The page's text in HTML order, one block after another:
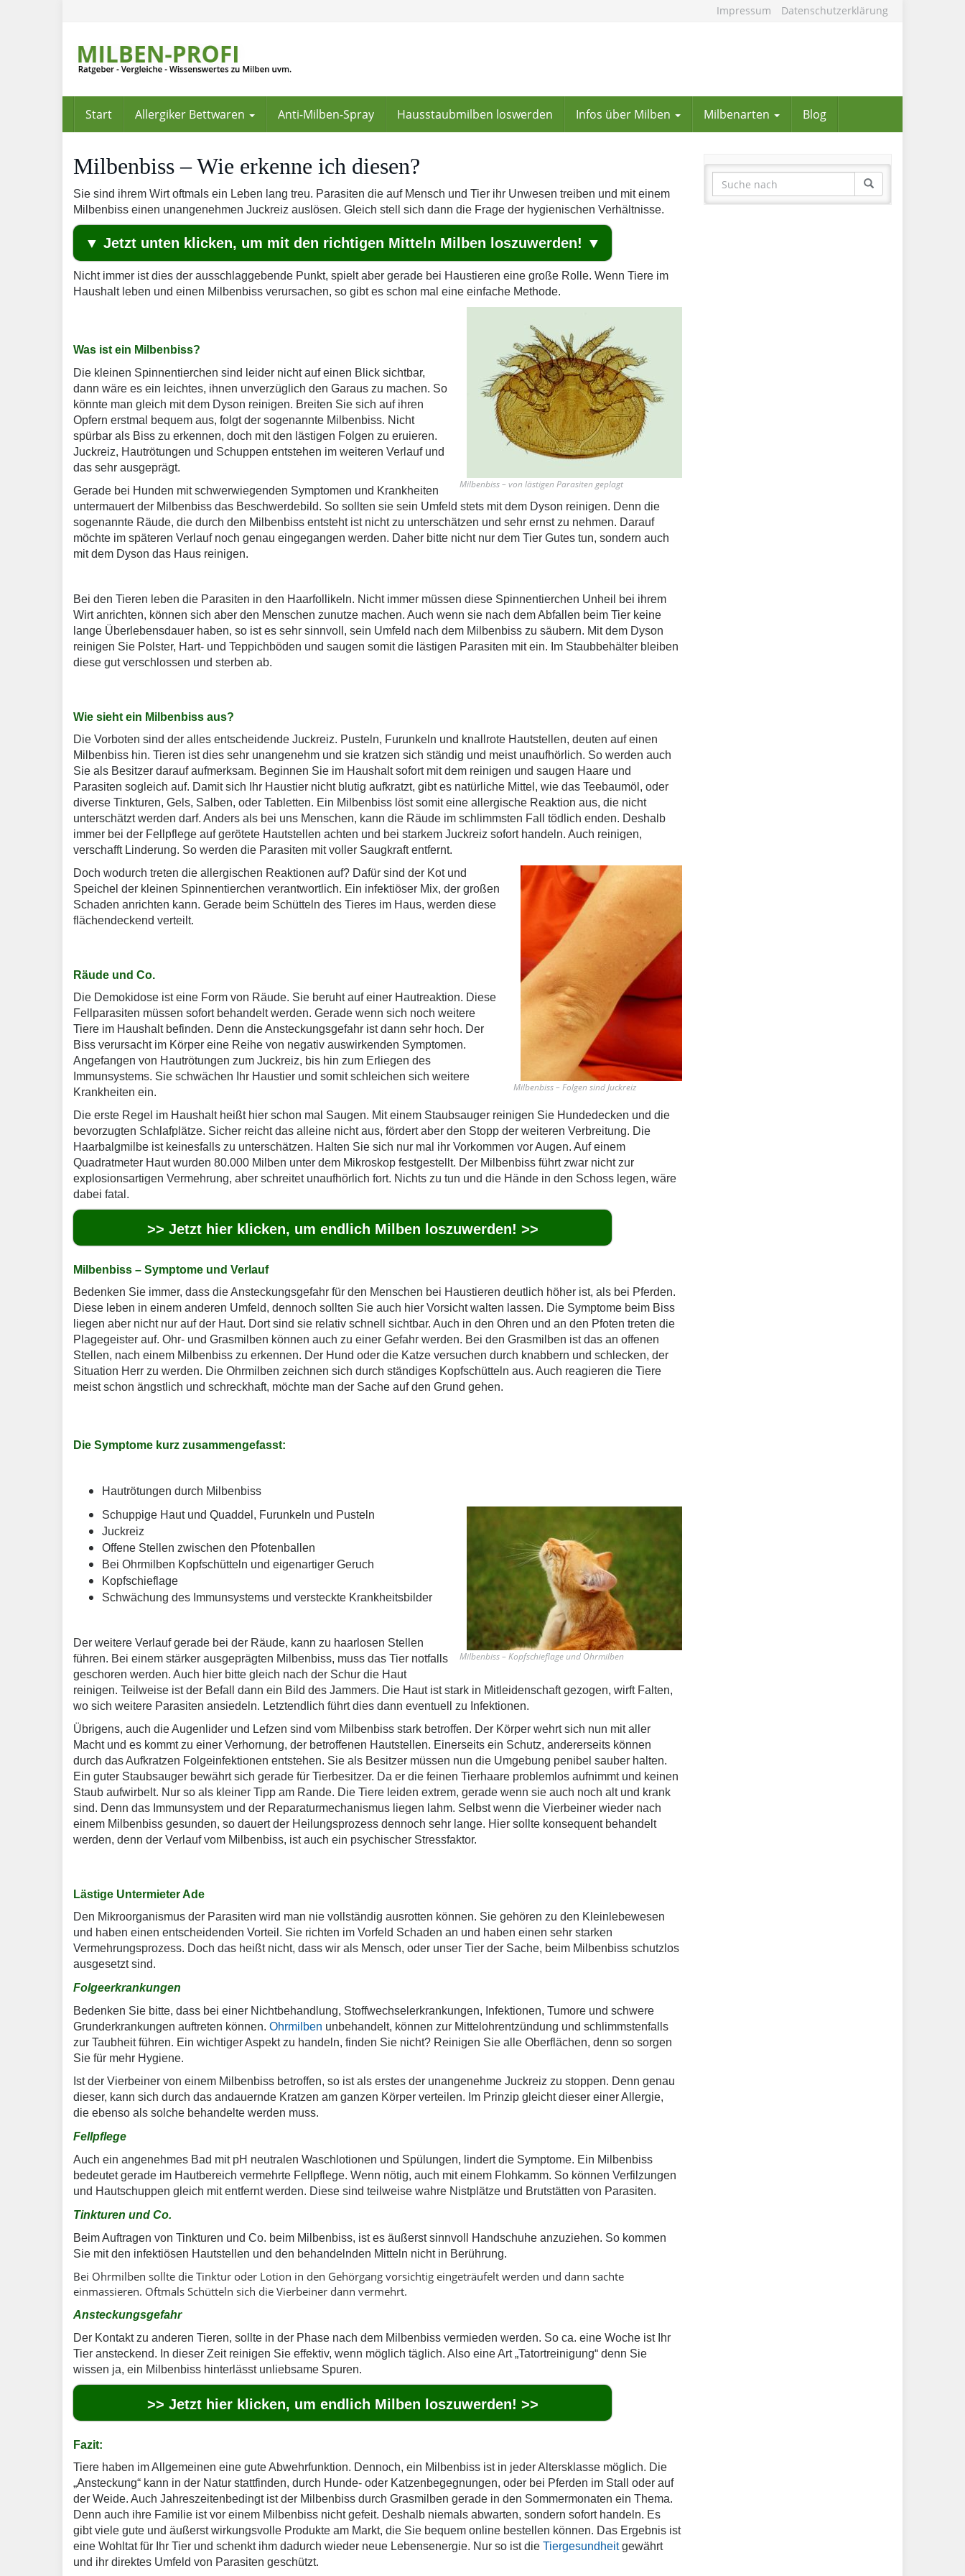
Impressum Datenschutzerklärung
Start Allergiker Bettwaren Anti-Milben-Spray Hausstaubmilben loswerden Infos über Milben Milbenarten Blog
Milbenbiss – Wie erkenne ich diesen?
Sie sind ihrem Wirt oftmals ein Leben lang treu. Parasiten die auf Mensch und Tier ihr Unwesen treiben und mit einem
Milbenbiss einen unangenehmen Juckreiz auslösen. Gleich stell sich dann die Frage der hygienischen Verhältnisse.
▼ Jetzt unten klicken, um mit den richtigen Mitteln Milben loszuwerden! ▼
Nicht immer ist dies der ausschlaggebende Punkt, spielt aber gerade bei Haustieren eine große Rolle. Wenn Tiere im
Haushalt leben und einen Milbenbiss verursachen, so gibt es schon mal eine einfache Methode.
Milbenbiss – von lästigen Parasiten geplagt
Was ist ein Milbenbiss?
Die kleinen Spinnentierchen sind leider nicht auf einen Blick sichtbar,
dann wäre es ein leichtes, ihnen unverzüglich den Garaus zu machen. So
könnte man gleich mit dem Dyson reinigen. Breiten Sie sich auf ihren
Opfern erstmal bequem aus, folgt der sogenannte Milbenbiss. Nicht
spürbar als Biss zu erkennen, doch mit den lästigen Folgen zu eruieren.
Juckreiz, Hautrötungen und Schuppen entstehen im weiteren Verlauf und
das sehr ausgeprägt.
Gerade bei Hunden mit schwerwiegenden Symptomen und Krankheiten
untermauert der Milbenbiss das Beschwerdebild. So sollten sie sein Umfeld stets mit dem Dyson reinigen. Denn die
sogenannte Räude, die durch den Milbenbiss entsteht ist nicht zu unterschätzen und sehr ernst zu nehmen. Darauf
möchte im späteren Verlauf noch genau eingegangen werden. Daher bitte nicht nur dem Tier Gutes tun, sondern auch
mit dem Dyson das Haus reinigen.
Bei den Tieren leben die Parasiten in den Haarfollikeln. Nicht immer müssen diese Spinnentierchen Unheil bei ihrem
Wirt anrichten, können sich aber den Menschen zunutze machen. Auch wenn sie nach dem Abfallen beim Tier keine
lange Überlebensdauer haben, so ist es sehr sinnvoll, sein Umfeld nach dem Milbenbiss zu säubern. Mit dem Dyson
reinigen Sie Polster, Hart- und Teppichböden und saugen somit die lästigen Parasiten mit ein. Im Staubbehälter bleiben
diese gut verschlossen und sterben ab.
Wie sieht ein Milbenbiss aus?
Die Vorboten sind der alles entscheidende Juckreiz. Pusteln, Furunkeln und knallrote Hautstellen, deuten auf einen
Milbenbiss hin. Tieren ist dies sehr unangenehm und sie kratzen sich ständig und meist unaufhörlich. So werden auch
Sie als Besitzer darauf aufmerksam. Beginnen Sie im Haushalt sofort mit dem reinigen und saugen Haare und
Parasiten sogleich auf. Damit sich Ihr Haustier nicht blutig aufkratzt, gibt es natürliche Mittel, wie das Teebaumöl, oder
diverse Tinkturen, Gels, Salben, oder Tabletten. Ein Milbenbiss löst somit eine allergische Reaktion aus, die nicht
unterschätzt werden darf. Anders als bei uns Menschen, kann die Räude im schlimmsten Fall tödlich enden. Deshalb
immer bei der Fellpflege auf gerötete Hautstellen achten und bei starkem Juckreiz sofort handeln. Auch reinigen,
verschafft Linderung. So werden die Parasiten mit voller Saugkraft entfernt.
Milbenbiss – Folgen sind Juckreiz
Doch wodurch treten die allergischen Reaktionen auf? Dafür sind der Kot und
Speichel der kleinen Spinnentierchen verantwortlich. Ein infektiöser Mix, der großen
Schaden anrichten kann. Gerade beim Schütteln des Tieres im Haus, werden diese
flächendeckend verteilt.
Räude und Co.
Die Demokidose ist eine Form von Räude. Sie beruht auf einer Hautreaktion. Diese
Fellparasiten müssen sofort behandelt werden. Gerade wenn sich noch weitere
Tiere im Haushalt befinden. Denn die Ansteckungsgefahr ist dann sehr hoch. Der
Biss verursacht im Körper eine Reihe von negativ auswirkenden Symptomen.
Angefangen von Hautrötungen zum Juckreiz, bis hin zum Erliegen des
Immunsystems. Sie schwächen Ihr Haustier und somit schleichen sich weitere
Krankheiten ein.
Die erste Regel im Haushalt heißt hier schon mal Saugen. Mit einem Staubsauger reinigen Sie Hundedecken und die
bevorzugten Schlafplätze. Sicher reicht das alleine nicht aus, fördert aber den Stopp der weiteren Verbreitung. Die
Haarbalgmilbe ist keinesfalls zu unterschätzen. Halten Sie sich nur mal ihr Vorkommen vor Augen. Auf einem
Quadratmeter Haut wurden 80.000 Milben unter dem Mikroskop festgestellt. Der Milbenbiss führt zwar nicht zur
explosionsartigen Vermehrung, aber schreitet unaufhörlich fort. Nichts zu tun und die Hände in den Schoss legen, wäre
dabei fatal.
>> Jetzt hier klicken, um endlich Milben loszuwerden! >>
Milbenbiss – Symptome und Verlauf
Bedenken Sie immer, dass die Ansteckungsgefahr für den Menschen bei Haustieren deutlich höher ist, als bei Pferden.
Diese leben in einem anderen Umfeld, dennoch sollten Sie auch hier Vorsicht walten lassen. Die Symptome beim Biss
liegen aber nicht nur auf der Haut. Dort sind sie relativ schnell sichtbar. Auch in den Ohren und an den Pfoten treten die
Plagegeister auf. Ohr- und Grasmilben können auch zu einer Gefahr werden. Bei den Grasmilben ist das an offenen
Stellen, nach einem Milbenbiss zu erkennen. Der Hund oder die Katze versuchen durch knabbern und schlecken, der
Situation Herr zu werden. Die Ohrmilben zeichnen sich durch ständiges Kopfschütteln aus. Auch reagieren die Tiere
meist schon ängstlich und schreckhaft, möchte man der Sache auf den Grund gehen.
Die Symptome kurz zusammengefasst:
Hautrötungen durch Milbenbiss
Milbenbiss – Kopfschieflage und Ohrmilben
Schuppige Haut und Quaddel, Furunkeln und Pusteln
Juckreiz
Offene Stellen zwischen den Pfotenballen
Bei Ohrmilben Kopfschütteln und eigenartiger Geruch
Kopfschieflage
Schwächung des Immunsystems und versteckte Krankheitsbilder
Der weitere Verlauf gerade bei der Räude, kann zu haarlosen Stellen
führen. Bei einem stärker ausgeprägten Milbenbiss, muss das Tier notfalls
geschoren werden. Auch hier bitte gleich nach der Schur die Haut
reinigen. Teilweise ist der Befall dann ein Bild des Jammers. Die Haut ist stark in Mitleidenschaft gezogen, wirft Falten,
wo sich weitere Parasiten ansiedeln. Letztendlich führt dies dann eventuell zu Infektionen.
Übrigens, auch die Augenlider und Lefzen sind vom Milbenbiss stark betroffen. Der Körper wehrt sich nun mit aller
Macht und es kommt zu einer Verhornung, der betroffenen Hautstellen. Einerseits ein Schutz, andererseits können
durch das Aufkratzen Folgeinfektionen entstehen. Sie als Besitzer müssen nun die Umgebung penibel sauber halten.
Ein guter Staubsauger bewährt sich gerade für Tierbesitzer. Da er die feinen Tierhaare problemlos aufnimmt und keinen
Staub aufwirbelt. Nur so als kleiner Tipp am Rande. Die Tiere leiden extrem, gerade wenn sie auch noch alt und krank
sind. Denn das Immunsystem und der Reparaturmechanismus liegen lahm. Selbst wenn die Vierbeiner wieder nach
einem Milbenbiss gesunden, so dauert der Heilungsprozess dennoch sehr lange. Hier sollte konsequent behandelt
werden, denn der Verlauf vom Milbenbiss, ist auch ein psychischer Stressfaktor.
Lästige Untermieter Ade
Den Mikroorganismus der Parasiten wird man nie vollständig ausrotten können. Sie gehören zu den Kleinlebewesen
und haben einen entscheidenden Vorteil. Sie richten im Vorfeld Schaden an und haben einen sehr starken
Vermehrungsprozess. Doch das heißt nicht, dass wir als Mensch, oder unser Tier der Sache, beim Milbenbiss schutzlos
ausgesetzt sind.
Folgeerkrankungen
Bedenken Sie bitte, dass bei einer Nichtbehandlung, Stoffwechselerkrankungen, Infektionen, Tumore und schwere
Grunderkrankungen auftreten können. Ohrmilben unbehandelt, können zur Mittelohrentzündung und schlimmstenfalls
zur Taubheit führen. Ein wichtiger Aspekt zu handeln, finden Sie nicht? Reinigen Sie alle Oberflächen, denn so sorgen
Sie für mehr Hygiene.
Ist der Vierbeiner von einem Milbenbiss betroffen, so ist als erstes der unangenehme Juckreiz zu stoppen. Denn genau
dieser, kann sich durch das andauernde Kratzen am ganzen Körper verteilen. Im Prinzip gleicht dieser einer Allergie,
die ebenso als solche behandelte werden muss.
Fellpflege
Auch ein angenehmes Bad mit pH neutralen Waschlotionen und Spülungen, lindert die Symptome. Ein Milbenbiss
bedeutet gerade im Hautbereich vermehrte Fellpflege. Wenn nötig, auch mit einem Flohkamm. So können Verfilzungen
und Hautschuppen gleich mit entfernt werden. Diese sind teilweise wahre Nistplätze und Brutstätten von Parasiten.
Tinkturen und Co.
Beim Auftragen von Tinkturen und Co. beim Milbenbiss, ist es äußerst sinnvoll Handschuhe anzuziehen. So kommen
Sie mit den infektiösen Hautstellen und den behandelnden Mitteln nicht in Berührung.
Bei Ohrmilben sollte die Tinktur oder Lotion in den Gehörgang vorsichtig eingeträufelt werden und dann sachte
einmassieren. Oftmals Schütteln sich die Vierbeiner dann vermehrt.
Ansteckungsgefahr
Der Kontakt zu anderen Tieren, sollte in der Phase nach dem Milbenbiss vermieden werden. So ca. eine Woche ist Ihr
Tier ansteckend. In dieser Zeit reinigen Sie effektiv, wenn möglich täglich. Also eine Art „Tatortreinigung“ denn Sie
wissen ja, ein Milbenbiss hinterlässt unliebsame Spuren.
>> Jetzt hier klicken, um endlich Milben loszuwerden! >>
Fazit:
Tiere haben im Allgemeinen eine gute Abwehrfunktion. Dennoch, ein Milbenbiss ist in jeder Altersklasse möglich. Die
„Ansteckung“ kann in der Natur stattfinden, durch Hunde- oder Katzenbegegnungen, oder bei Pferden im Stall oder auf
der Weide. Auch Jahreszeitenbedingt ist der Milbenbiss durch Grasmilben gerade in den Sommermonaten ein Thema.
Denn auch ihre Familie ist vor einem Milbenbiss nicht gefeit. Deshalb niemals abwarten, sondern sofort handeln. Es
gibt viele gute und äußerst wirkungsvolle Produkte am Markt, die Sie bequem online bestellen können. Das Ergebnis ist
eine Wohltat für Ihr Tier und schenkt ihm dadurch wieder neue Lebensenergie. Nur so ist die Tiergesundheitgewährt
und ihr direktes Umfeld von Parasiten geschützt.